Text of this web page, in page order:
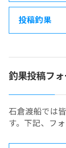
投稿釣果
釣果投稿フォ
石倉渡船では
す。下記、フ